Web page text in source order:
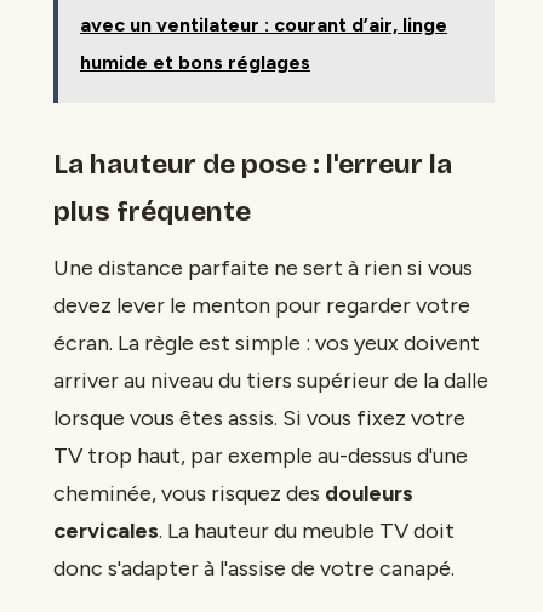
avec un ventilateur : courant d’air, linge
humide et bons réglages
La hauteur de pose : l'erreur la
plus fréquente
Une distance parfaite ne sert à rien si vous
devez lever le menton pour regarder votre
écran. La règle est simple : vos yeux doivent
arriver au niveau du tiers supérieur de la dalle
lorsque vous êtes assis. Si vous fixez votre
TV trop haut, par exemple au-dessus d'une
cheminée, vous risquez des douleurs
cervicales. La hauteur du meuble TV doit
donc s'adapter à l'assise de votre canapé.